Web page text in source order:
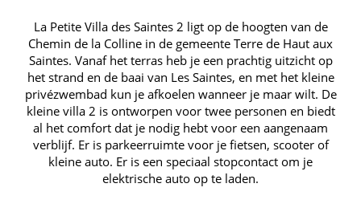
La Petite Villa des Saintes 2 ligt op de hoogten van de
Chemin de la Colline in de gemeente Terre de Haut aux
Saintes. Vanaf het terras heb je een prachtig uitzicht op
het strand en de baai van Les Saintes, en met het kleine
privézwembad kun je afkoelen wanneer je maar wilt. De
kleine villa 2 is ontworpen voor twee personen en biedt
al het comfort dat je nodig hebt voor een aangenaam
verblijf. Er is parkeerruimte voor je fietsen, scooter of
kleine auto. Er is een speciaal stopcontact om je
elektrische auto op te laden.